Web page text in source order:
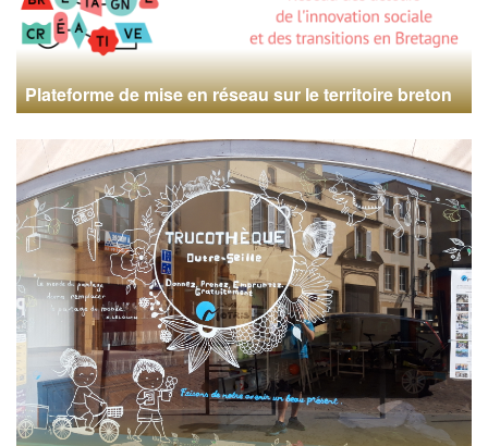
Plateforme de mise en réseau sur le territoire breton